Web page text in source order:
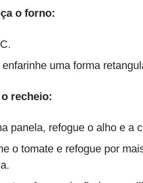
o forno:
uma forma
recheio:
panela, refogue o alho e a
o tomate e refogue por